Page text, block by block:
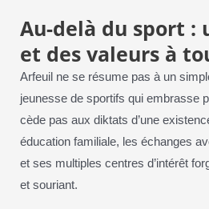
Au-delà du sport :
et des valeurs à
Arfeuil ne se résume pas à un
jeunesse de sportifs qui embrasse
cède pas aux diktats d’une
éducation familiale, les échanges
et ses multiples centres d’intérêt
et souriant.